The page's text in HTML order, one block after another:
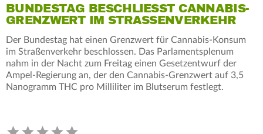
BUNDESTAG BESCHLIESST CANNABIS-G
RENZWERT IM STRASSENVERKEHR
Der Bundestag hat einen Grenzwert für Cannabis-Konsum
im Straßenverkehr beschlossen. Das Parlamentsplenum
nahm in der Nacht zum Freitag einen Gesetzentwurf der
Ampel-Regierung an, der den Cannabis-Grenzwert auf 3,5
Nanogramm THC pro Milliliter im Blutserum festlegt.